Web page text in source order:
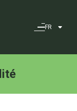
FR